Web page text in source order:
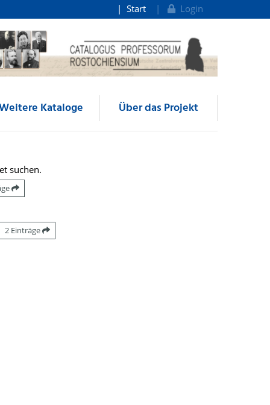
Start Login
Kataloge Über das Projekt
suchen.
2 Einträge